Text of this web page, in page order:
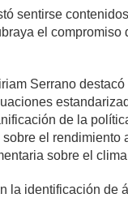
sentirse
el compromiso
Serrano
de la
el rendimiento
sobre el clima
la identificación de